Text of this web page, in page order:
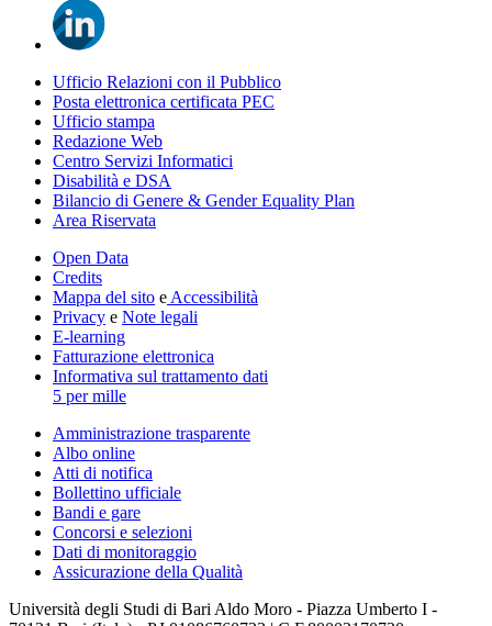
Ufficio Relazioni con il Pubblico
Posta elettronica certificata PEC
Ufficio stampa
Redazione Web
Centro Servizi Informatici
Disabilità e DSA
Bilancio di Genere & Gender Equality Plan
Area Riservata
Open Data
Credits
Mappa del sito e Accessibilità
Privacy e Note legali
E-learning
Fatturazione elettronica
Informativa sul trattamento dati
5 per mille
Amministrazione trasparente
Albo online
Atti di notifica
Bollettino ufficiale
Bandi e gare
Concorsi e selezioni
Dati di monitoraggio
Assicurazione della Qualità
Università degli Studi di Bari Aldo Moro - Piazza Umberto I -